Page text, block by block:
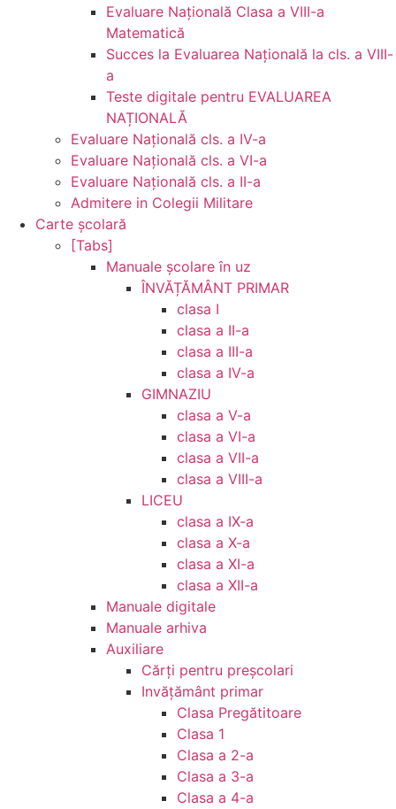
Evaluare Naţională Clasa a VIII-a
Matematică
Succes la Evaluarea Națională la cls. a VIII-
a
Teste digitale pentru EVALUAREA
NAȚIONALĂ
Evaluare Naţională cls. a IV-a
Evaluare Naţională cls. a VI-a
Evaluare Naţională cls. a II-a
Admitere in Colegii Militare
Carte şcolară
[Tabs]
Manuale şcolare în uz
ÎNVĂȚĂMÂNT PRIMAR
clasa I
clasa a II-a
clasa a III-a
clasa a IV-a
GIMNAZIU
clasa a V-a
clasa a VI-a
clasa a VII-a
clasa a VIII-a
LICEU
clasa a IX-a
clasa a X-a
clasa a XI-a
clasa a XII-a
Manuale digitale
Manuale arhiva
Auxiliare
Cărţi pentru preşcolari
Invățământ primar
Clasa Pregătitoare
Clasa 1
Clasa a 2-a
Clasa a 3-a
Clasa a 4-a